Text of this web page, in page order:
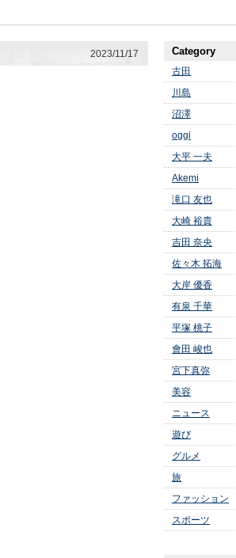
2023/11/17 Category
古田
川島
沼澤
oggi
大平 一夫
Akemi
滝口 友也
大崎 裕貴
吉田 奈央
佐々木 拓海
大岸 優香
有泉 千華
平塚 桃子
會田 峻也
宮下真弥
美容
ニュース
遊び
グルメ
旅
ファッション
スポーツ